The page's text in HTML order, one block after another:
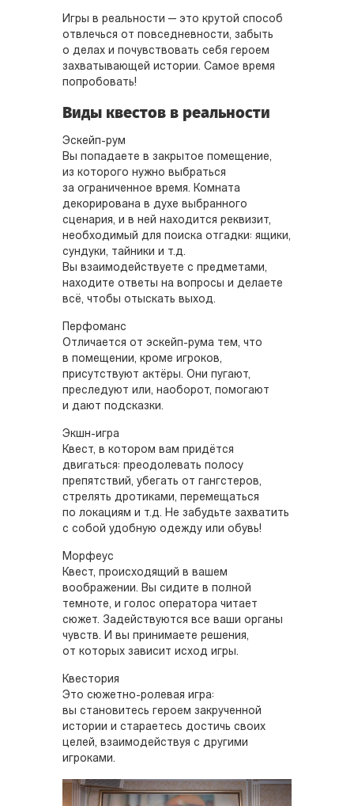
Игры в реальности — это крутой способ
отвлечься от повседневности, забыть
о делах и почувствовать себя героем
захватывающей истории. Самое время
попробовать!
Виды квестов в реальности
Эскейп-рум
Вы попадаете в закрытое помещение,
из которого нужно выбраться
за ограниченное время. Комната
декорирована в духе выбранного
сценария, и в ней находится реквизит,
необходимый для поиска отгадки: ящики,
сундуки, тайники и т.д.
Вы взаимодействуете с предметами,
находите ответы на вопросы и делаете
всё, чтобы отыскать выход.
Перфоманс
Отличается от эскейп-рума тем, что
в помещении, кроме игроков,
присутствуют актёры. Они пугают,
преследуют или, наоборот, помогают
и дают подсказки.
Экшн-игра
Квест, в котором вам придётся
двигаться: преодолевать полосу
препятствий, убегать от гангстеров,
стрелять дротиками, перемещаться
по локациям и т.д. Не забудьте захватить
с собой удобную одежду или обувь!
Морфеус
Квест, происходящий в вашем
воображении. Вы сидите в полной
темноте, и голос оператора читает
сюжет. Задействуются все ваши органы
чувств. И вы принимаете решения,
от которых зависит исход игры.
Квестория
Это сюжетно-ролевая игра:
вы становитесь героем закрученной
истории и стараетесь достичь своих
целей, взаимодействуя с другими
игроками.